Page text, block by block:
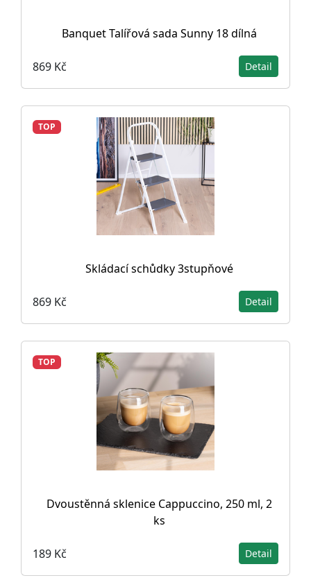
Banquet Talířová sada Sunny 18 dílná
869 Kč Detail
TOP
Skládací schůdky 3stupňové
869 Kč Detail
TOP
Dvoustěnná sklenice Cappuccino, 250 ml, 2
ks
189 Kč Detail